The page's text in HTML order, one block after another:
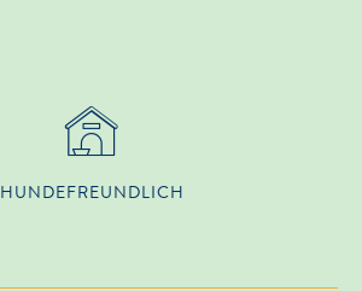
HUNDE­FREUNDLICH